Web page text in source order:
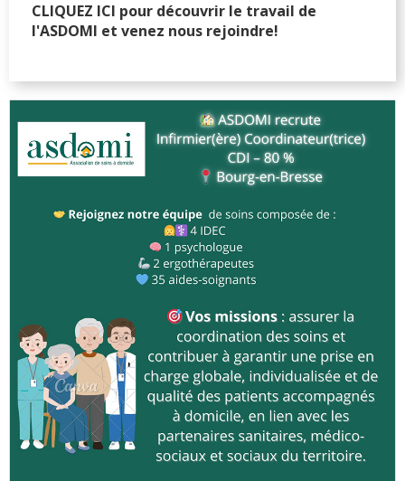
CLIQUEZ ICI pour découvrir le travail de
l'ASDOMI et venez nous rejoindre!